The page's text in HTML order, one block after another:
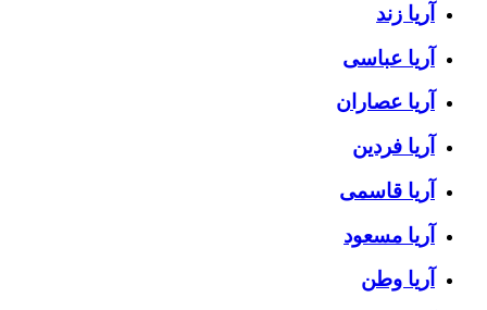
آریا زند
آریا عباسی
آریا عصاران
آریا فردین
آریا قاسمی
آریا مسعود
آریا وطن